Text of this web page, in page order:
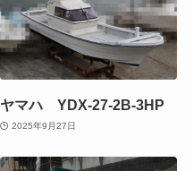
ヤマハ YDX-27-2B-3HP
2025年9月27日